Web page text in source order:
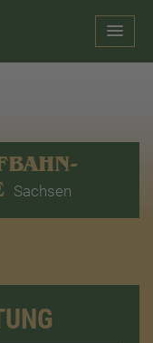
Sachsen